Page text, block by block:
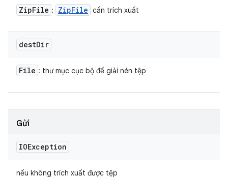
ZipFile : ZipFile cần trích xuất
destDir
File : thư mục cục bộ để giải nén tệp
Gửi
IOException
nếu không trích xuất được tệp